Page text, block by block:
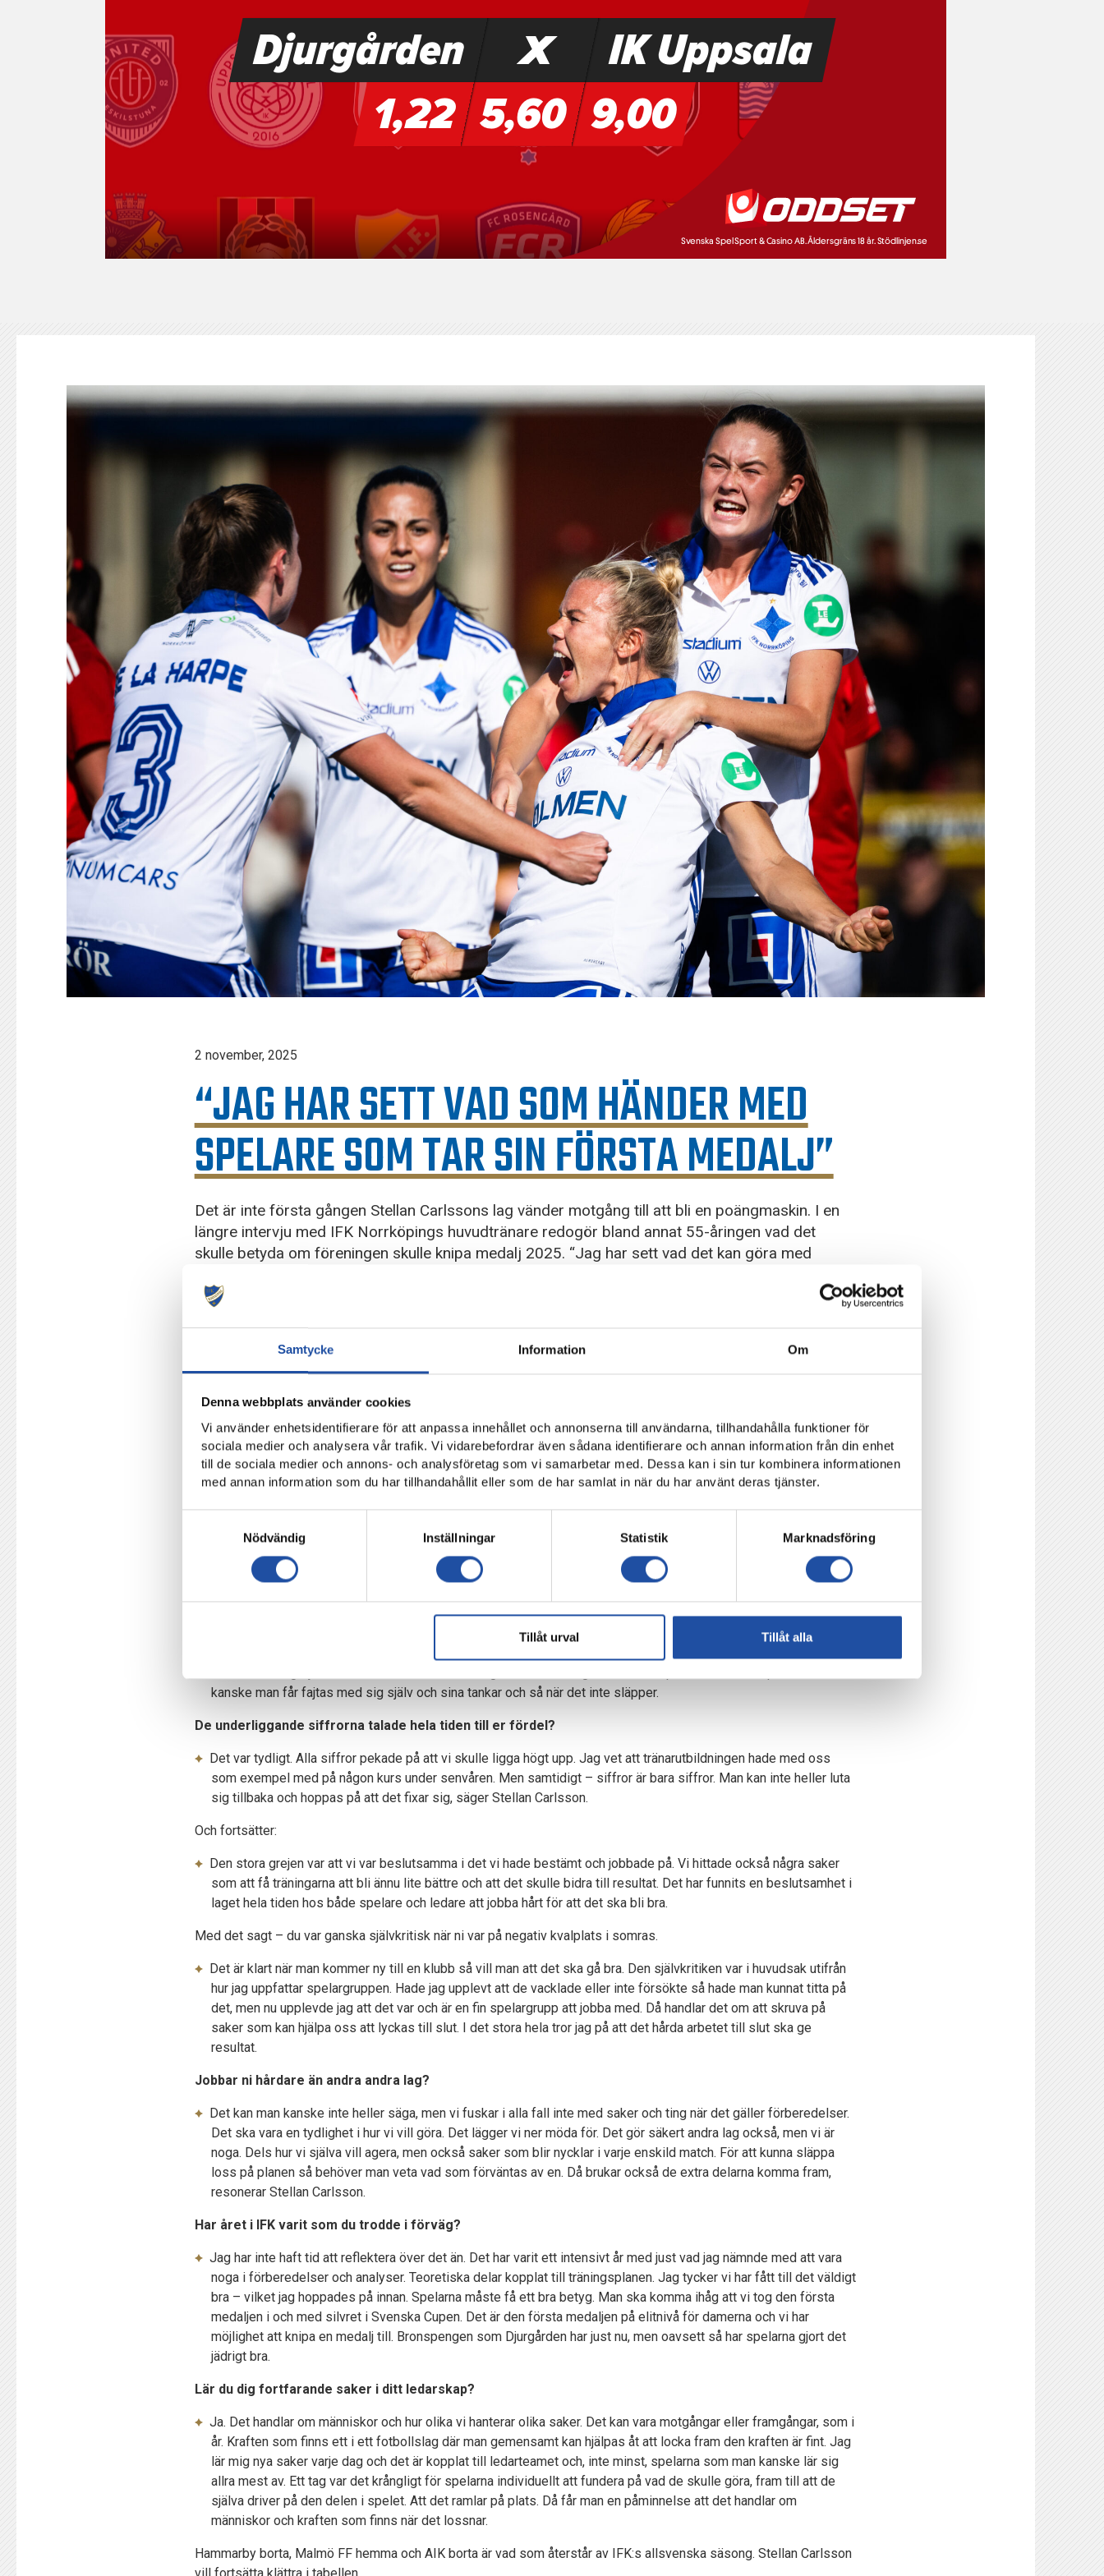
Samtycke Information Om
Denna webbplats använder cookies
Vi använder enhetsidentifierare för att anpassa innehållet och annonserna till användarna, tillhandahålla funktioner för
sociala medier och analysera vår trafik. Vi vidarebefordrar även sådana identifierare och annan information från din enhet
till de sociala medier och annons- och analysföretag som vi samarbetar med. Dessa kan i sin tur kombinera informationen
med annan information som du har tillhandahållit eller som de har samlat in när du har använt deras tjänster.
Nödvändig
Inställningar Statistik Marknadsföring
Tillåt urval Tillåt alla
125-IFKARE
2 november, 2025
“JAG HAR SETT VAD SOM HÄNDER MED
SPELARE SOM TAR SIN FÖRSTA MEDALJ”
Det är inte första gången Stellan Carlssons lag vänder motgång till att bli en poängmaskin. I en
längre intervju med IFK Norrköpings huvudtränare redogör bland annat 55-åringen vad det
skulle betyda om föreningen skulle knipa medalj 2025. “Jag har sett vad det kan göra med
1 oktober 2024 presenterades Stellan Carlsson som ny huvudtränare för IFK Norrköpings allsvenska damlag.
Ett drygt år senare är det snart dags att summera första säsongen i Norrköping för 55-åringen som slår sig ner i en
Två dagar före bortamatchen mot Hammarby IF.
Det är klart att allting är lättare när man vinner. Jag kanske är lite grinigare när vi inte vinner, men jag är alltid lite
grinig, ha ha. När det går tungt blir det lite mer funderingar. Man lever i de här vecko-cyklerna, men det är lättare
när det rullar på, säger Stellan och plockar av sig glasögonen.
Peking kan stoltsera med tio segrar, en oavgjord och dessutom avancemang i cupen efter semestern.
Dessutom: sex raka nollor i serien.
En anmärkningsvärd utveckling för många – men Stellan Carlsson har fått sina lag att explodera tidigare.
kanske man får fajtas med sig själv och sina tankar och så när det inte släpper.
De underliggande siffrorna talade hela tiden till er fördel?
Det var tydligt. Alla siffror pekade på att vi skulle ligga högt upp. Jag vet att tränarutbildningen hade med oss
som exempel med på någon kurs under senvåren. Men samtidigt – siffror är bara siffror. Man kan inte heller luta
sig tillbaka och hoppas på att det fixar sig, säger Stellan Carlsson.
Och fortsätter:
Den stora grejen var att vi var beslutsamma i det vi hade bestämt och jobbade på. Vi hittade också några saker
som att få träningarna att bli ännu lite bättre och att det skulle bidra till resultat. Det har funnits en beslutsamhet i
laget hela tiden hos både spelare och ledare att jobba hårt för att det ska bli bra.
Med det sagt – du var ganska självkritisk när ni var på negativ kvalplats i somras.
Det är klart när man kommer ny till en klubb så vill man att det ska gå bra. Den självkritiken var i huvudsak utifrån
hur jag uppfattar spelargruppen. Hade jag upplevt att de vacklade eller inte försökte så hade man kunnat titta på
det, men nu upplevde jag att det var och är en fin spelargrupp att jobba med. Då handlar det om att skruva på
saker som kan hjälpa oss att lyckas till slut. I det stora hela tror jag på att det hårda arbetet till slut ska ge
resultat.
Jobbar ni hårdare än andra andra lag?
Det kan man kanske inte heller säga, men vi fuskar i alla fall inte med saker och ting när det gäller förberedelser.
Det ska vara en tydlighet i hur vi vill göra. Det lägger vi ner möda för. Det gör säkert andra lag också, men vi är
noga. Dels hur vi själva vill agera, men också saker som blir nycklar i varje enskild match. För att kunna släppa
loss på planen så behöver man veta vad som förväntas av en. Då brukar också de extra delarna komma fram,
resonerar Stellan Carlsson.
Har året i IFK varit som du trodde i förväg?
Jag har inte haft tid att reflektera över det än. Det har varit ett intensivt år med just vad jag nämnde med att vara
noga i förberedelser och analyser. Teoretiska delar kopplat till träningsplanen. Jag tycker vi har fått till det väldigt
bra – vilket jag hoppades på innan. Spelarna måste få ett bra betyg. Man ska komma ihåg att vi tog den första
medaljen i och med silvret i Svenska Cupen. Det är den första medaljen på elitnivå för damerna och vi har
möjlighet att knipa en medalj till. Bronspengen som Djurgården har just nu, men oavsett så har spelarna gjort det
jädrigt bra.
Lär du dig fortfarande saker i ditt ledarskap?
Ja. Det handlar om människor och hur olika vi hanterar olika saker. Det kan vara motgångar eller framgångar, som i
år. Kraften som finns ett i ett fotbollslag där man gemensamt kan hjälpas åt att locka fram den kraften är fint. Jag
lär mig nya saker varje dag och det är kopplat till ledarteamet och, inte minst, spelarna som man kanske lär sig
allra mest av. Ett tag var det krångligt för spelarna individuellt att fundera på vad de skulle göra, fram till att de
själva driver på den delen i spelet. Att det ramlar på plats. Då får man en påminnelse att det handlar om
människor och kraften som finns när det lossnar.
Hammarby borta, Malmö FF hemma och AIK borta är vad som återstår av IFK:s allsvenska säsong. Stellan Carlsson